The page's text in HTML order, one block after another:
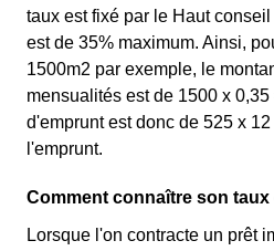
taux est fixé par le Haut
est de 35% maximum. Ainsi,
1500m2 par exemple, le
mensualités est de 1500 x
d'emprunt est donc de 525 x
l'emprunt.
Comment connaître son taux
Lorsque l'on contracte un prêt